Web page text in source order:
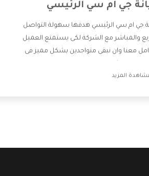
جي ام سي الرئيسي
جي ام سي الرئيسي هدفها سهولة التواصل
والمباشر مع الشركة لكى يستمتع العميل
معنا وان نبقى متواجدين بشكل مميز فى
وان يستمتع بالخدمات التى تنفرد الشركة بها
المزيد